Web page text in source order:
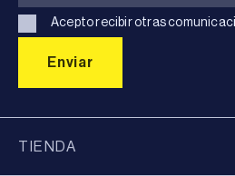
Acepto recibir otras
TIENDA